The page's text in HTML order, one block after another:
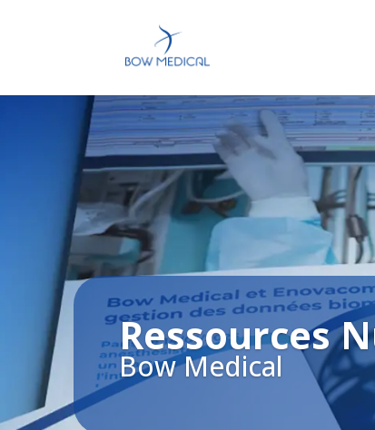
Ressources
Bow Medical
Brochures